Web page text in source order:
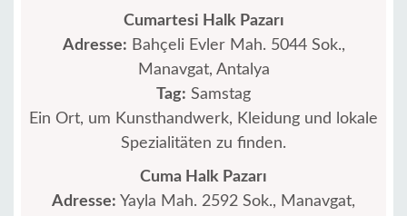
Cumartesi Halk Pazarı
Adresse: Bahçeli Evler Mah. 5044 Sok.,
Manavgat, Antalya
Tag: Samstag
Ein Ort, um Kunsthandwerk, Kleidung und lokale
Spezialitäten zu finden.
Cuma Halk Pazarı
Adresse: Yayla Mah. 2592 Sok., Manavgat,